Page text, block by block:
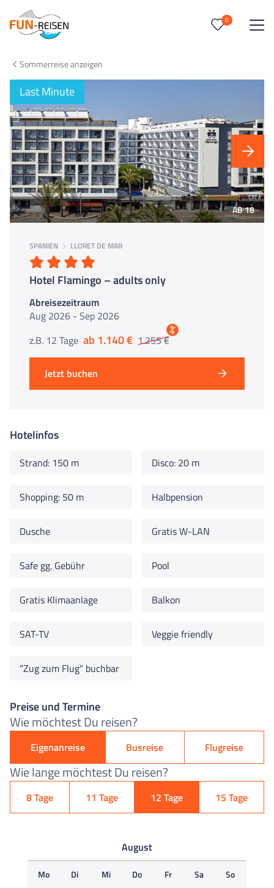
0
Keine Reisen auf der Merkliste
Sommerreise anzeigen
Last Minute
AB 18
SPANIEN LLORET DE MAR
Hotel Flamingo – adults only
Abreisezeitraum
Aug 2026 - Sep 2026
z.B. 12 Tage ab 1.140 € 1.255 €
%
Jetzt buchen
Hotelinfos
Strand: 150 m Disco: 20 m
Shopping: 50 m Halbpension
Dusche Gratis W-LAN
Safe gg. Gebühr Pool
Gratis Klimaanlage Balkon
SAT-TV Veggie friendly
"Zug zum Flug" buchbar
Preise und Termine
Wie möchtest Du reisen?
Eigenanreise Busreise Flugreise
Wie lange möchtest Du reisen?
8 Tage 11 Tage 12 Tage 15 Tage
August
Mo Di Mi Do Fr Sa So